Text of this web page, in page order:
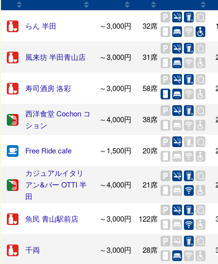
らん 半田 ～3,000円 32席
風来坊 半田青山店 ～3,000円 31席
寿司酒房 洛彩 ～3,000円 58席
西洋食堂 Cochon コ
ション
～4,000円 38席
Free Ride cafe ～1,500円 20席
カジュアルイタリ
アン&バー OTTI 半
田
～4,000円 21席
魚民 青山駅前店 ～3,000円 122席
千両 ～3,000円 28席